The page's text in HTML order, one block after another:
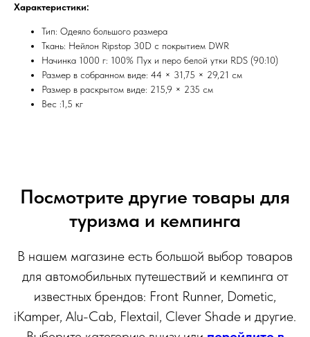
Характеристики:
Тип: Одеяло большого размера
Ткань: Нейлон Ripstop 30D с покрытием DWR
Начинка 1000 г: 100% Пух и перо белой утки RDS (90:10)
Размер в собранном виде: 44 × 31,75 × 29,21 см
Размер в раскрытом виде: 215,9 × 235 см
Вес :1,5 кг
Посмотрите другие товары для
туризма и кемпинга
В нашем магазине есть большой выбор товаров
для автомобильных путешествий и кемпинга от
известных брендов: Front Runner, Dometic,
iKamper, Alu-Cab, Flextail, Clever Shade и другие.